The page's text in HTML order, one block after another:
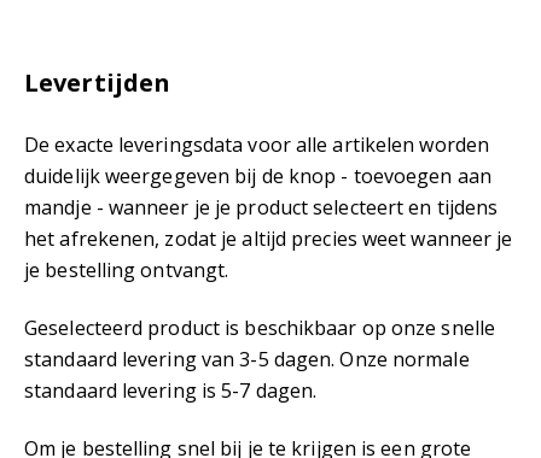
Levertijden
De exacte leveringsdata voor alle artikelen worden
duidelijk weergegeven bij de knop - toevoegen aan
mandje - wanneer je je product selecteert en tijdens
het afrekenen, zodat je altijd precies weet wanneer je
je bestelling ontvangt.
Geselecteerd product is beschikbaar op onze snelle
standaard levering van 3-5 dagen. Onze normale
standaard levering is 5-7 dagen.
Om je bestelling snel bij je te krijgen is een grote